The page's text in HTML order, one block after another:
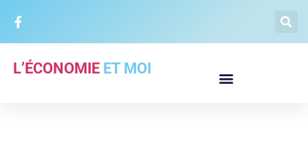
L’ÉCONOMIE ET MOI